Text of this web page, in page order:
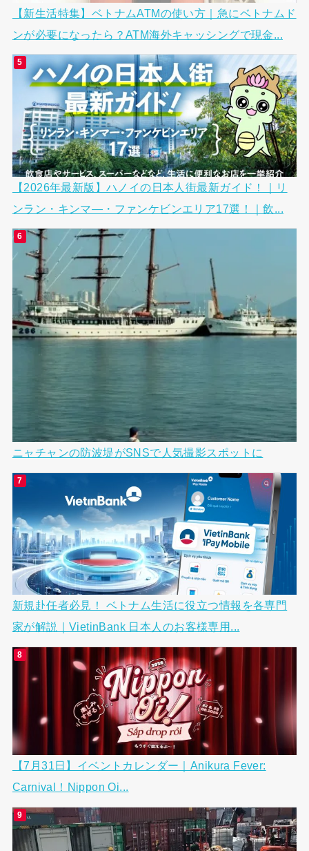
【新生活特集】ベトナムATMの使い方｜急にベトナムド
ンが必要になったら？ATM海外キャッシングで現金...
【2026年最新版】ハノイの日本人街最新ガイド！｜リ
ンラン・キンマ―・ファンケビンエリア17選！｜飲...
ニャチャンの防波堤がSNSで人気撮影スポットに
新規赴任者必見！ ベトナム生活に役立つ情報を各専門
家が解説｜VietinBank 日本人のお客様専用...
【7月31日】イベントカレンダー｜Anikura Fever:
Carnival！Nippon Oi...